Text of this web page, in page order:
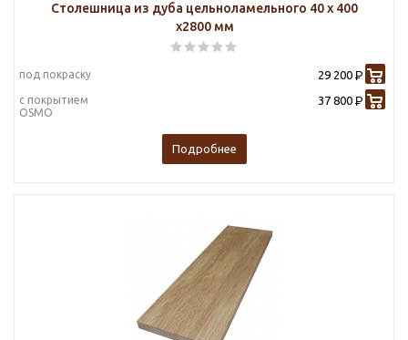
Столешница из дуба цельноламельного 40 х 400
х2800 мм
под покраску 29 200 Р
с покрытием
OSMO
37 800 Р
Подробнее